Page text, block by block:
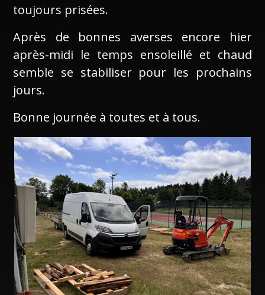
toujours prisées.
Après de bonnes averses encore hier
après-midi le temps ensoleillé et chaud
semble se stabiliser pour les prochains
jours.
Bonne journée à toutes et à tous.